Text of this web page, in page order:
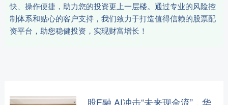
快、操作便捷，助力您的投资更上一层楼。通过专业的风险控
制体系和贴心的客户支持，我们致力于打造值得信赖的股票配
资平台，助您稳健投资，实现财富增长！
股E融 AI冲击“未来现金流”，华